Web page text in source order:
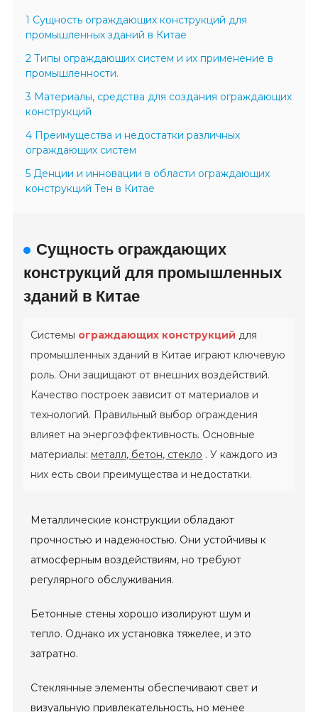
1 Сущность ограждающих конструкций для
промышленных зданий в Китае
2 Типы ограждающих систем и их применение в
промышленности.
3 Материалы, средства для создания ограждающих
конструкций
4 Преимущества и недостатки различных
ограждающих систем
5 Денции и инновации в области ограждающих
конструкций Тен в Китае
Сущность ограждающих
конструкций для промышленных
зданий в Китае
Системы ограждающих конструкций для
промышленных зданий в Китае играют ключевую
роль. Они защищают от внешних воздействий.
Качество построек зависит от материалов и
технологий. Правильный выбор ограждения
влияет на энергоэффективность. Основные
материалы: металл, бетон, стекло . У каждого из
них есть свои преимущества и недостатки.
Металлические конструкции обладают
прочностью и надежностью. Они устойчивы к
атмосферным воздействиям, но требуют
регулярного обслуживания.
Бетонные стены хорошо изолируют шум и
тепло. Однако их установка тяжелее, и это
затратно.
Стеклянные элементы обеспечивают свет и
визуальную привлекательность, но менее